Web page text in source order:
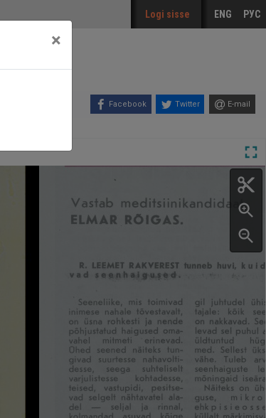
Logi sisse ENG РУС
Facebook Twitter E-mail
×